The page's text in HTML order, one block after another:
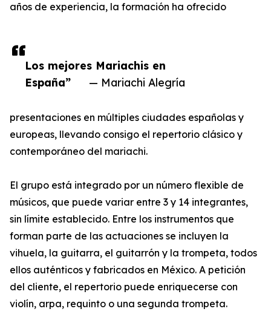
Los mejores Mariachis en
España”
— Mariachi Alegría
años de experiencia, la formación ha ofrecido
presentaciones en múltiples ciudades españolas y
europeas, llevando consigo el repertorio clásico y
contemporáneo del mariachi.
El grupo está integrado por un número flexible de
músicos, que puede variar entre 3 y 14 integrantes,
sin límite establecido. Entre los instrumentos que
forman parte de las actuaciones se incluyen la
vihuela, la guitarra, el guitarrón y la trompeta, todos
ellos auténticos y fabricados en México. A petición
del cliente, el repertorio puede enriquecerse con
violín, arpa, requinto o una segunda trompeta.